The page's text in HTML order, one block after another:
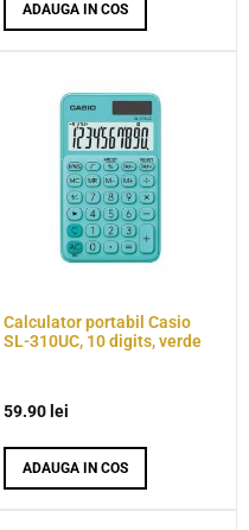
ADAUGA IN COS
Calculator portabil Casio
SL-310UC, 10 digits, verde
59.90 lei
ADAUGA IN COS